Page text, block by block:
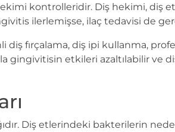
kontrolleridir. Diş hekimi, diş eti
ilerlemişse, ilaç tedavisi de
diş fırçalama, diş ipi kullanma,
etkileri azaltılabilir ve
Diş etlerindeki bakterilerin